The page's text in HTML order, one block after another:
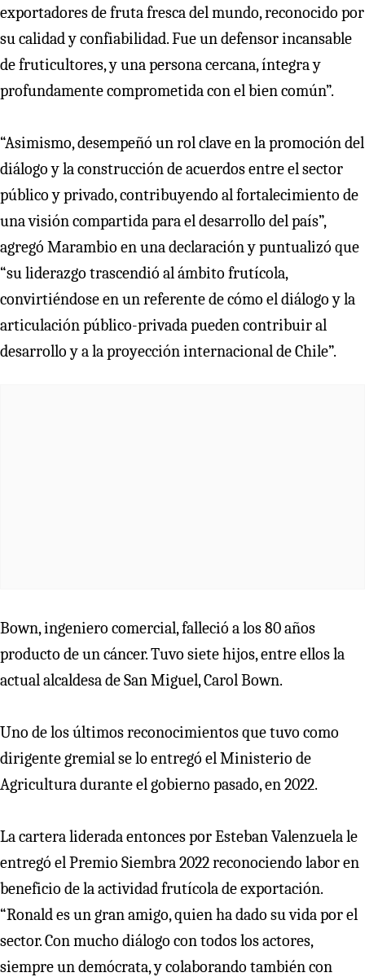
exportadores de fruta fresca del mundo, reconocido por
su calidad y confiabilidad. Fue un defensor incansable
de fruticultores, y una persona cercana, íntegra y
profundamente comprometida con el bien común”.
“Asimismo, desempeñó un rol clave en la promoción del
diálogo y la construcción de acuerdos entre el sector
público y privado, contribuyendo al fortalecimiento de
una visión compartida para el desarrollo del país”,
agregó Marambio en una declaración y puntualizó que
“su liderazgo trascendió al ámbito frutícola,
convirtiéndose en un referente de cómo el diálogo y la
articulación público-privada pueden contribuir al
desarrollo y a la proyección internacional de Chile”.
Bown, ingeniero comercial, falleció a los 80 años
producto de un cáncer. Tuvo siete hijos, entre ellos la
actual alcaldesa de San Miguel, Carol Bown.
Uno de los últimos reconocimientos que tuvo como
dirigente gremial se lo entregó el Ministerio de
Agricultura durante el gobierno pasado, en 2022.
La cartera liderada entonces por Esteban Valenzuela le
entregó el Premio Siembra 2022 reconociendo labor en
beneficio de la actividad frutícola de exportación.
“Ronald es un gran amigo, quien ha dado su vida por el
sector. Con mucho diálogo con todos los actores,
siempre un demócrata, y colaborando también con